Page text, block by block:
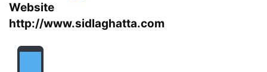
Website
http://www.sidlaghatta.com